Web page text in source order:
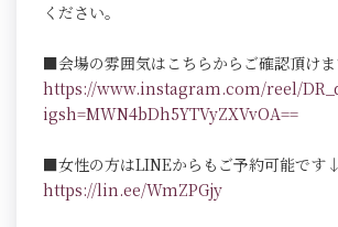
ください。
■会場の雰囲気はこちらからご確認頂け
https://www.instagram.com/reel/
igsh=MWN4bDh5YTVyZXVvOA==
■女性の方はLINEからもご予約可能です↓
https://lin.ee/WmZPGjy